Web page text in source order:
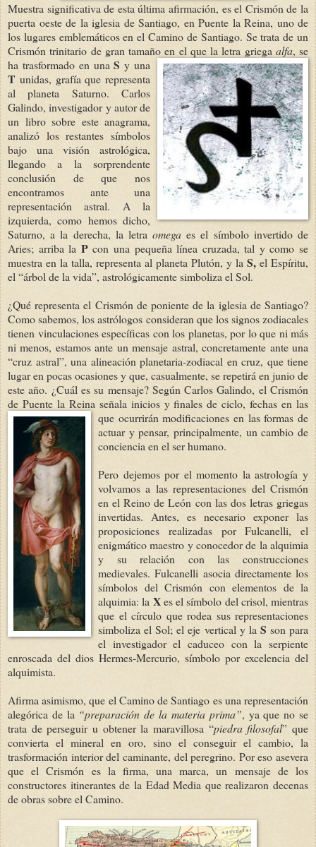
Muestra significativa de esta última afirmación, es el Crismón de la
puerta oeste de la iglesia de Santiago, en Puente la Reina, uno de
los lugares emblemáticos en el Camino de Santiago. Se trata de un
Crismón trinitario de gran tamaño en el que la letra griega alfa, se
ha trasformado en unaS y una
T unidas, grafía que representa
al planeta Saturno. Carlos
Galindo, investigador y autor de
un libro sobre este anagrama,
analizó los restantes símbolos
bajo una visión astrológica,
llegando a la sorprendente
conclusión de que nos
encontramos ante una
representación astral. A la
izquierda, como hemos dicho,
Saturno, a la derecha, la letraomega es el símbolo invertido de
Aries; arriba la Pcon una pequeña línea cruzada, tal y como se
muestra en la talla, representa al planeta Plutón, y la S, el Espíritu,
el “árbol de la vida”, astrológicamente simboliza el Sol.
¿Qué representa el Crismón de poniente de la iglesia de Santiago?
Como sabemos, los astrólogos consideran que los signos zodiacales
tienen vinculaciones específicas con los planetas, por lo que ni más
ni menos, estamos ante un mensaje astral, concretamente ante una
“cruz astral”, una alineación planetaria-zodiacal en cruz, que tiene
lugar en pocas ocasiones yque, casualmente, se repetirá en junio de
este año. ¿Cuál es su mensaje? Según Carlos Galindo, el Crismón
de Puente la Reina señala inicios y finales de ciclo, fechas en las
que ocurrirán modificaciones en las formas de
actuar y pensar, principalmente, un cambio de
conciencia en el ser humano.
Pero dejemos por el momento la astrología y
volvamos a las representaciones del Crismón
en el Reino de León con las dos letras griegas
invertidas. Antes, es necesario exponer las
proposiciones realizadas por Fulcanelli, el
enigmático maestro y conocedor de la alquimia
y su relación con las construcciones
medievales. Fulcanelli asocia directamente los
símbolos del Crismón con elementos de la
alquimia: la Xes el símbolo del crisol, mientras
que el círculo que rodea sus representaciones
simboliza el Sol; el eje vertical y la S son para
el investigador el caduceo con la serpiente
enroscada del dios Hermes-Mercurio, símbolo por excelencia del
alquimista.
Afirma asimismo, que el Camino de Santiago es una representación
alegórica de la “preparación de la materia prima”, ya que no se
trata de perseguir u obtener la maravillosa “piedra filosofal” que
convierta el mineral en oro, sino el conseguir el cambio, la
trasformación interior del caminante, del peregrino. Por eso asevera
que el Crismón es la firma, una marca, un mensaje de los
constructores itinerantes de la Edad Media que realizaron decenas
de obras sobre el Camino.